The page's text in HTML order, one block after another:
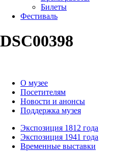
Билеты
Фестиваль
DSC00398
О музее
Посетителям
Новости и анонсы
Поддержка музея
Экспозиция 1812 года
Экспозиция 1941 года
Временные выставки